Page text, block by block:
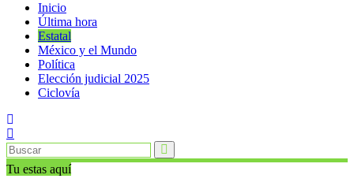
Inicio
Última hora
Estatal
México y el Mundo
Política
Elección judicial 2025
Ciclovía
Tu estas aquí